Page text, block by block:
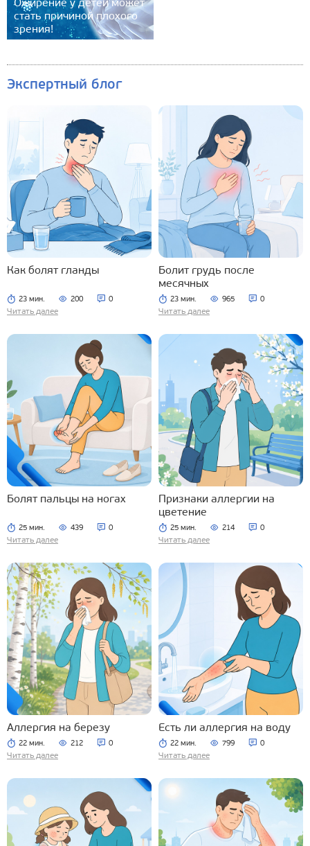
Ожирение у детей может
стать причиной плохого
зрения!
Экспертный блог
Как болят гланды
23 мин. 200 0
Читать далее
Болит грудь после
месячных
23 мин. 965 0
Читать далее
Болят пальцы на ногах
25 мин. 439 0
Читать далее
Признаки аллергии на
цветение
25 мин. 214 0
Читать далее
Аллергия на березу
22 мин. 212 0
Читать далее
Есть ли аллергия на воду
22 мин. 799 0
Читать далее